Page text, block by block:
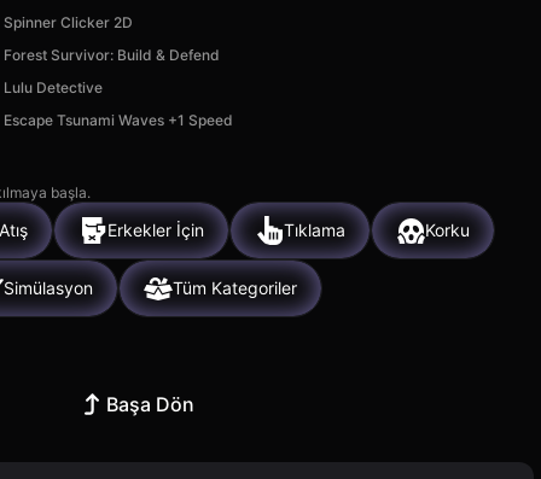
Spinner Clicker 2D
Forest Survivor: Build & Defend
Lulu Detective
Escape Tsunami Waves +1 Speed
başla.
Atış Erkekler İçin Tıklama Korku
Simülasyon Tüm Kategoriler
Başa Dön